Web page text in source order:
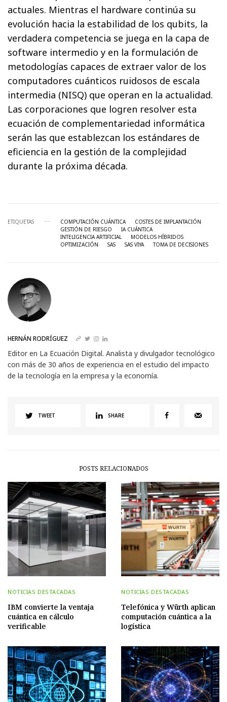
actuales. Mientras el hardware continúa su
evolución hacia la estabilidad de los qubits, la
verdadera competencia se juega en la capa de
software intermedio y en la formulación de
metodologías capaces de extraer valor de los
computadores cuánticos ruidosos de escala
intermedia (NISQ) que operan en la actualidad.
Las corporaciones que logren resolver esta
ecuación de complementariedad informática
serán las que establezcan los estándares de
eficiencia en la gestión de la complejidad
durante la próxima década.
ETIQUETAS COMPUTACIÓN CUÁNTICA
COSTES DE IMPLANTACIÓN
GESTIÓN DE RIESGO
IA CUÁNTICA
INTELIGENCIA ARTIFICIAL
MODELOS HÍBRIDOS
OPTIMIZACIÓN
SAS SAS VIYA TOMA DE DECISIONES
HERNÁN RODRÍGUEZ
Editor en La Ecuación Digital. Analista y divulgador tecnológico
con más de 30 años de experiencia en el estudio del impacto
de la tecnología en la empresa y la economía.
TWEET SHARE
POSTS RELACIONADOS
NOTICIAS DESTACADAS
IBM convierte la ventaja
cuántica en cálculo
verificable
NOTICIAS DESTACADAS
Telefónica y Würth aplican
computación cuántica a la
logística